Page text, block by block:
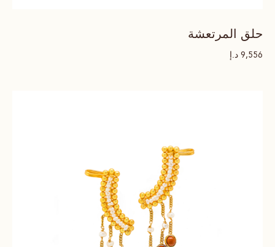
حلق المرتعشة
9,556 د.إ